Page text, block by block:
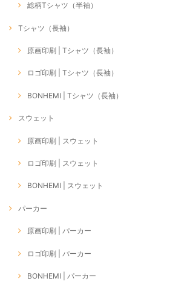
総柄Tシャツ（半袖）
Tシャツ（長袖）
原画印刷 | Tシャツ（長袖）
ロゴ印刷 | Tシャツ（長袖）
BONHEMI | Tシャツ（長袖）
スウェット
原画印刷 | スウェット
ロゴ印刷 | スウェット
BONHEMI | スウェット
パーカー
原画印刷 | パーカー
ロゴ印刷 | パーカー
BONHEMI | パーカー